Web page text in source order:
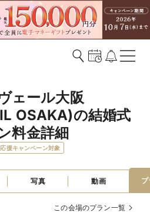
ェール大阪
OSAKA)の結婚式
料金詳細
援キャンペーン対象
写真 動画
この会場のプラン一覧